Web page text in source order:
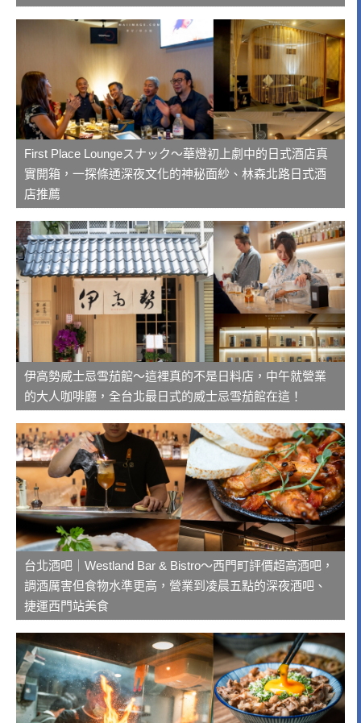
First Place Loungeスナック～華燈初上劇中的日式酒店真
實開箱，一探條通深夜文化的神秘面紗、林森北路日式酒
店推薦
伊高勢威士忌雪茄館～這裡真的不是日料店，中午就營業
的大人咖啡廳，全台北最日式的威士忌雪茄館在這！
台北酒吧｜Westland Bar & Bistro～西門町評價超高酒吧，
調酒厲害但食物水準更高，營業到凌晨五點的深夜酒吧、
捷運西門站美食